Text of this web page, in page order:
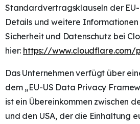
Standardvertragsklauseln der
Details und weitere Informationen
Sicherheit und Datenschutz bei
hier: https://www.cloudflare.com/
Das Unternehmen verfügt über
dem „EU-US Data Privacy
ist ein Übereinkommen zwischen
und den USA, der die Einhaltung